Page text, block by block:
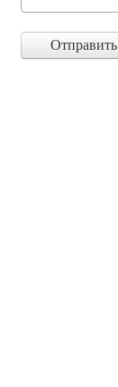
Отправить